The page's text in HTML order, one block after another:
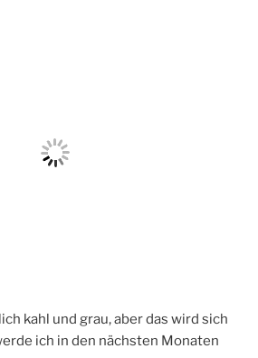
kahl und grau, aber das wird sich
ich in den nächsten Monaten